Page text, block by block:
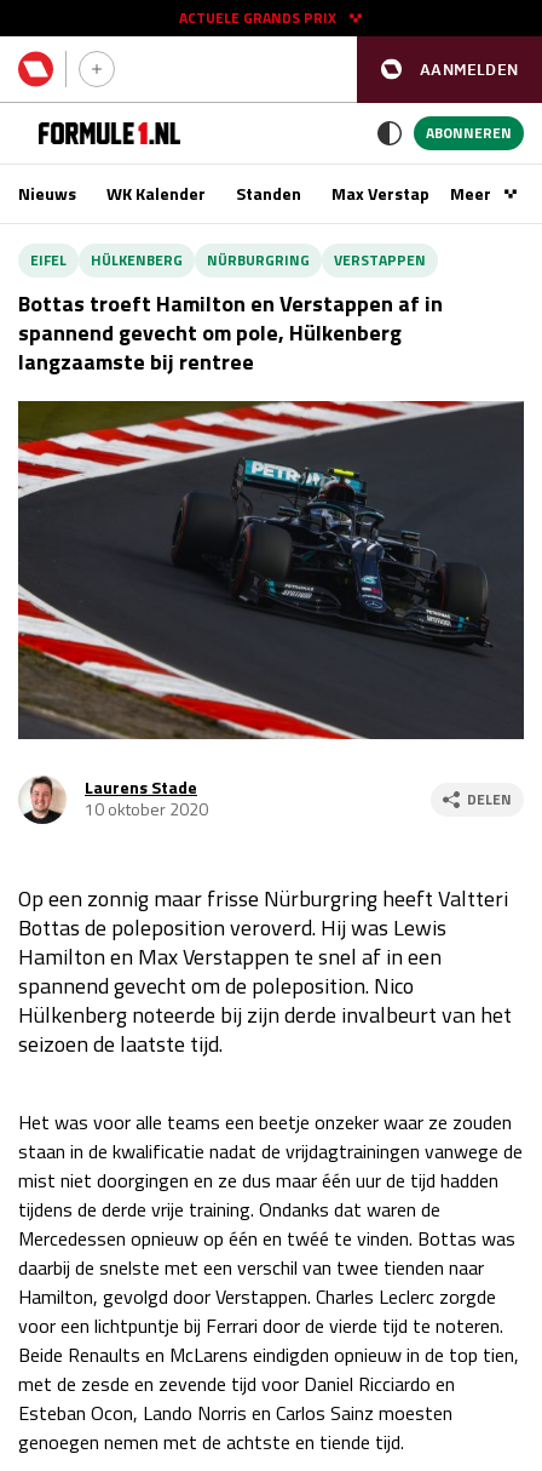
AANMELDEN
ACTUELE GRANDS PRIX
11 - 13 sep
Race
zo 15:00 - 17:00
GP AZERBEIDZJAN 2026 24 - 26 sep
vr 14:00 - 15:00
za 13:00 - 15:00
GP SINGAPORE 2026
Kwalificatie
zo 14:00 - 16:00
GP VERENIGDE STATEN 2026 23 - 25 okt
Kwalificatie
Race
zo 21:00 - 23:00
GP MEXICO 2026 30 okt - 01 nov
Race
zo 21:00 - 23:00
Race
zo 18:00 - 20:00
LAS VEGAS GRAND PRIX 2026
Kwalificatie
za 05:00 - 06:00
Race
zo 05:00 - 07:00
GP QATAR 2026 27 - 29 nov
GP ABU DHABI 2026 04 - 06 dec
Kwalificatie
za 15:00 - 16:00
Race
zo 14:00 - 16:00
ABONNEREN
Nieuws WK Kalender Standen Max VerstappenMeer
EIFEL HÜLKENBERG NÜRBURGRING VERSTAPPEN
Bottas troeft Hamilton en Verstappen af in
spannend gevecht om pole, Hülkenberg
langzaamste bij rentree
Laurens Stade
10 oktober 2020
DELEN
Op een zonnig maar frisse Nürburgring heeft Valtteri
Bottas de poleposition veroverd. Hij was Lewis
Hamilton en Max Verstappen te snel af in een
spannend gevecht om de poleposition. Nico
Hülkenberg noteerde bij zijn derde invalbeurt van het
seizoen de laatste tijd.
Het was voor alle teams een beetje onzeker waar ze zouden
staan in de kwalificatie nadat de vrijdagtrainingen vanwege de
mist niet doorgingen en ze dus maar één uur de tijd hadden
tijdens de derde vrije training. Ondanks dat waren de
Mercedessen opnieuw op één en twéé te vinden. Bottas was
daarbij de snelste met een verschil van twee tienden naar
Hamilton, gevolgd door Verstappen. Charles Leclerc zorgde
voor een lichtpuntje bij Ferrari door de vierde tijd te noteren.
Beide Renaults en McLarens eindigden opnieuw in de top tien,
met de zesde en zevende tijd voor Daniel Ricciardo en
Esteban Ocon, Lando Norris en Carlos Sainz moesten
genoegen nemen met de achtste en tiende tijd.